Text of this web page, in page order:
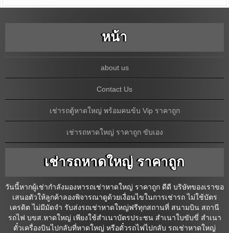
หน้า
about us
Contact Us
เช่ารถตู้หาดใหญ่ พร้อมคนข้บ Vip ราคาถูก
เช่ารถหาดใหญ่ ราคาถูก ขับเอง
เช่ารถหาดใหญ่ ราคาถูก
วันนี้หากผู้เช่ากำลังมองหารถเช่าหาดใหญ่ ราคาถูก ดีดี บริษัทของเราขอ
เสนอตัวให้ลูกค้าลองพิจารณาดูด้วยเงื่อนไขในการเช่ารถ ไม่ใช้บัตร
เครดิต ไม่มีมัดจำ รับส่งรถเช่าหาดใหญ่ฟรีทุกสถานที่ สนามบิน สถานี
รถไฟ บขส.หาดใหญ่ เพียงใช้สำเนาบัตรประชน สำเนาใบขับขี่ สำเนา
ตั๋วเครื่องบินไปกลับที่หาดใหญ่ หรือตั๋วรถไฟไปกลับ รถเช่าหาดใหญ่